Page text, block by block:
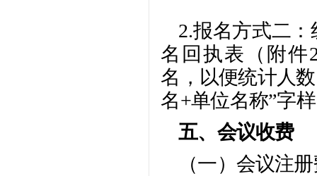
2.报名方式二
名回执表（附件
名，以便统计人
名+单位名称”字
五、会议收费
（一）会议注